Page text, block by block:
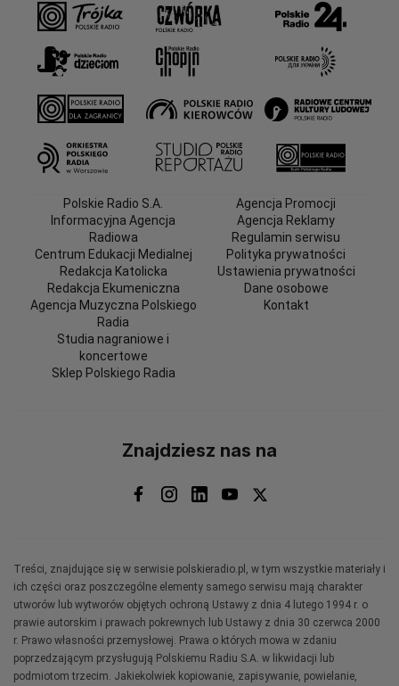
Polskie Radio S.A.
Informacyjna Agencja
Radiowa
Centrum Edukacji Medialnej
Redakcja Katolicka
Redakcja Ekumeniczna
Agencja Muzyczna Polskiego
Radia
Studia nagraniowe i
koncertowe
Sklep Polskiego Radia
Agencja Promocji
Agencja Reklamy
Regulamin serwisu
Polityka prywatności
Ustawienia prywatności
Dane osobowe
Kontakt
Znajdziesz nas na
Treści, znajdujące się w serwisie polskieradio.pl, w tym wszystkie materiały i
ich części oraz poszczególne elementy samego serwisu mają charakter
utworów lub wytworów objętych ochroną Ustawy z dnia 4 lutego 1994 r. o
prawie autorskim i prawach pokrewnych lub Ustawy z dnia 30 czerwca 2000
r. Prawo własności przemysłowej. Prawa o których mowa w zdaniu
poprzedzającym przysługują Polskiemu Radiu S.A. w likwidacji lub
podmiotom trzecim. Jakiekolwiek kopiowanie, zapisywanie, powielanie,